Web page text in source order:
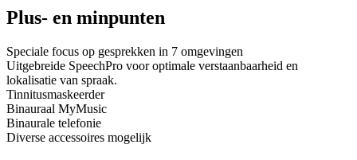
Plus- en minpunten
Speciale focus op gesprekken in 7 omgevingen
Uitgebreide SpeechPro voor optimale verstaanbaarheid en
lokalisatie van spraak.
Tinnitusmaskeerder
Binauraal MyMusic
Binaurale telefonie
Diverse accessoires mogelijk